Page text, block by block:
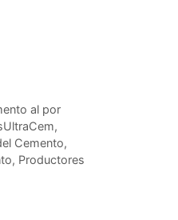
al por
,
Cemento,
, Productores